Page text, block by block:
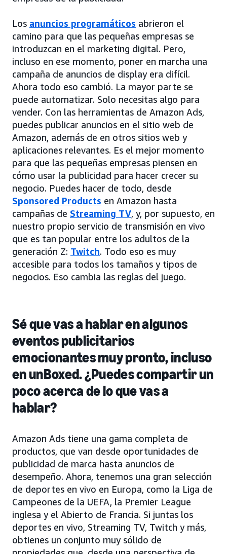
Los anuncios programáticos abrieron el
camino para que las pequeñas empresas se
introduzcan en el marketing digital. Pero,
incluso en ese momento, poner en marcha una
campaña de anuncios de display era difícil.
Ahora todo eso cambió. La mayor parte se
puede automatizar. Solo necesitas algo para
vender. Con las herramientas de Amazon Ads,
puedes publicar anuncios en el sitio web de
Amazon, además de en otros sitios web y
aplicaciones relevantes. Es el mejor momento
para que las pequeñas empresas piensen en
cómo usar la publicidad para hacer crecer su
negocio. Puedes hacer de todo, desde
Sponsored Products en Amazon hasta
campañas de Streaming TV, y, por supuesto, en
nuestro propio servicio de transmisión en vivo
que es tan popular entre los adultos de la
generación Z: Twitch. Todo eso es muy
accesible para todos los tamaños y tipos de
negocios. Eso cambia las reglas del juego.
Sé que vas a hablar en algunos
eventos publicitarios
emocionantes muy pronto, incluso
en unBoxed. ¿Puedes compartir un
poco acerca de lo que vas a
hablar?
Amazon Ads tiene una gama completa de
productos, que van desde oportunidades de
publicidad de marca hasta anuncios de
desempeño. Ahora, tenemos una gran selección
de deportes en vivo en Europa, como la Liga de
Campeones de la UEFA, la Premier League
inglesa y el Abierto de Francia. Si juntas los
deportes en vivo, Streaming TV, Twitch y más,
obtienes un conjunto muy sólido de